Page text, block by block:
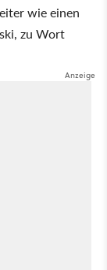
wie einen
zu Wort